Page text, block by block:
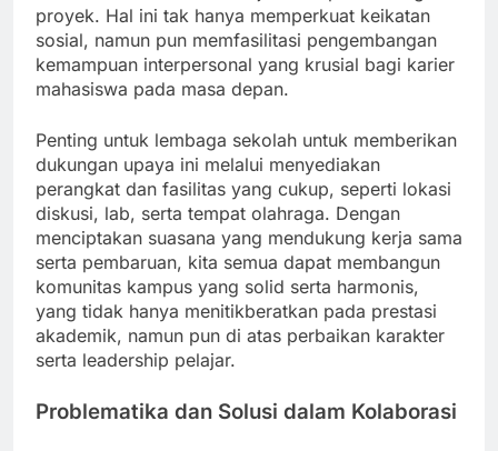
proyek. Hal ini tak hanya memperkuat keikatan
sosial, namun pun memfasilitasi pengembangan
kemampuan interpersonal yang krusial bagi karier
mahasiswa pada masa depan.
Penting untuk lembaga sekolah untuk memberikan
dukungan upaya ini melalui menyediakan
perangkat dan fasilitas yang cukup, seperti lokasi
diskusi, lab, serta tempat olahraga. Dengan
menciptakan suasana yang mendukung kerja sama
serta pembaruan, kita semua dapat membangun
komunitas kampus yang solid serta harmonis,
yang tidak hanya menitikberatkan pada prestasi
akademik, namun pun di atas perbaikan karakter
serta leadership pelajar.
Problematika dan Solusi dalam Kolaborasi